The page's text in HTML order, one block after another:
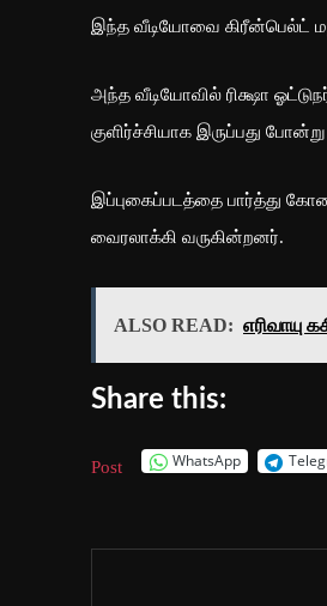
இந்த வீடியோவை கிரீன்பெல்ட்
அந்த வீடியோவில் ரிக்ஷா
குளிர்ச்சியாக இருப்பது
இப்புகைப்படத்தை பார்த்து
வைரலாக்கி வருகின்றனர்.
ALSO READ: எரிவாயு
Share this:
Post WhatsApp